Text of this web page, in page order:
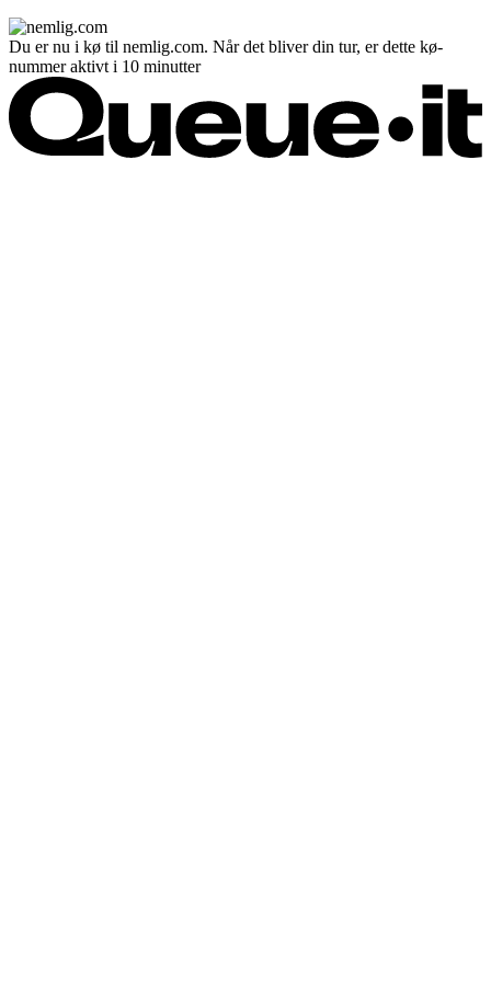
Du er nu i kø til nemlig.com. Når det bliver din tur, er dette kø-
nummer aktivt i 10 minutter